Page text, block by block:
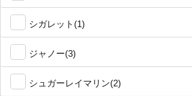
シガレット(1)
ジャノー(3)
シュガーレイマリン(2)